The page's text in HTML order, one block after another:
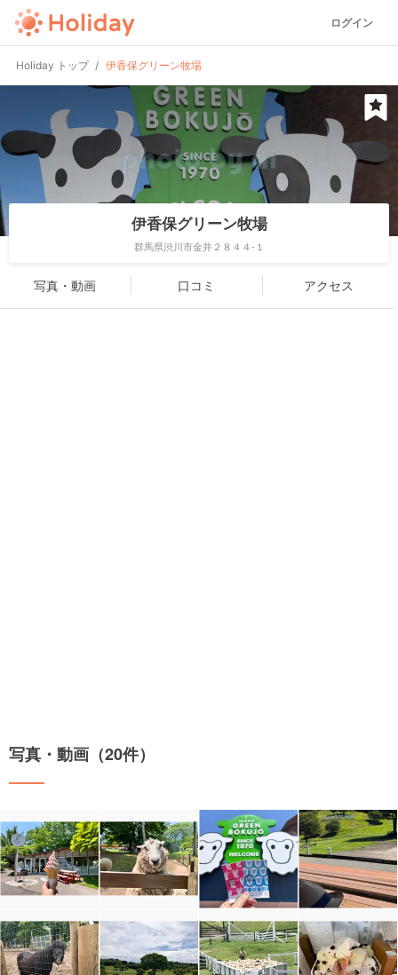
ログイン
Holiday トップ 伊香保グリーン牧場
伊香保グリーン牧場
群馬県渋川市金井２８４４-１
写真・動画 口コミ アクセス
写真・動画（20件）